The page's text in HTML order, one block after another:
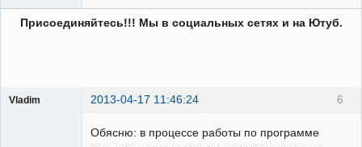
Присоединяйтесь!!! Мы в социальных сетях и на Ютуб.
6
Vladim 2013-04-17 11:46:24
Обясню: в процессе работы по программе